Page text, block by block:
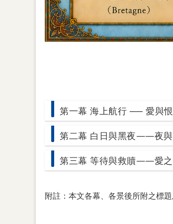
第一幕 海上航行 ── 愛與
第二幕 白日與黑夜——夜
第三幕 等待與救贖——愛
附註：本文各幕、各景後所附之標